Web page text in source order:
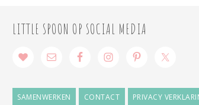
LITTLE SPOON OP SOCIAL MEDIA
SAMENWERKEN CONTACT PRIVACY